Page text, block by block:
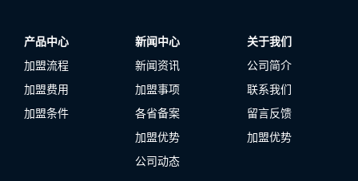
产品中心
加盟流程
加盟费用
加盟条件
新闻中心
新闻资讯
加盟事项
各省备案
加盟优势
公司动态
关于我们
公司简介
联系我们
留言反馈
加盟优势